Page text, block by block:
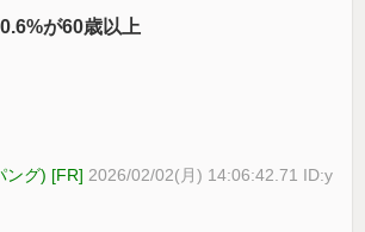
が60歳以上
ング) [FR] 2026/02/02(月) 14:06:42.71 ID:y